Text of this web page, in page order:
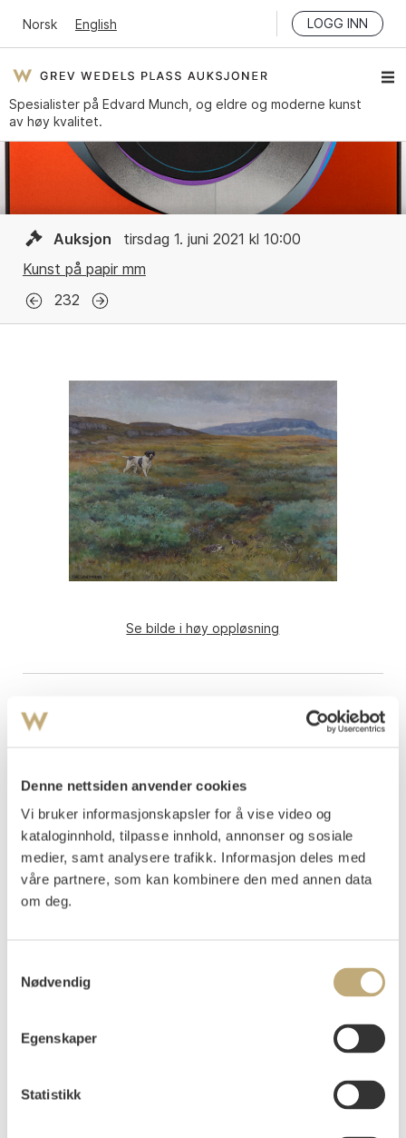
Denne nettsiden anvender cookies
Vi bruker informasjonskapsler for å vise video og
kataloginnhold, tilpasse innhold, annonser og sosiale
medier, samt analysere trafikk. Informasjon deles med
våre partnere, som kan kombinere den med annen data
om deg.
Nødvendig
Egenskaper
Statistikk
Norsk English LOGG INN
Spesialister på Edvard Munch, og eldre og moderne kunst
av høy kvalitet.
Auksjon
tirsdag 1. juni 2021 kl 10:00
Kunst på papir mm
232
Se bilde i høy oppløsning
Uchermann, Karl (1855-1940)
Pointer i stand
Olje på lerret
75x101
Auksjonert